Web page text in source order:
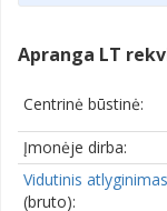
Apranga LT
Centrinė būstinė:
Įmonėje dirba:
Vidutinis atlyginimas
(bruto):